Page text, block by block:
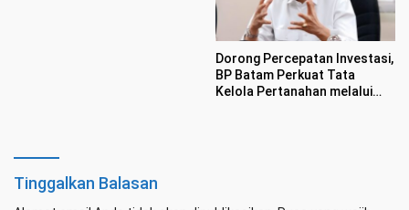
Dorong Percepatan Investasi,
BP Batam Perkuat Tata
Kelola Pertanahan melalui
Tinggalkan Balasan